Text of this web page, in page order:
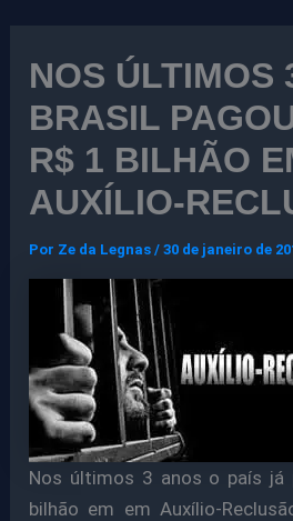
NOS ÚLTIMOS
BRASIL
R$ 1 BILHÃO
AUXÍLIO-
Por Ze da Legnas/30 de janeiro de
Nos últimos 3 anos o país já
bilhão em em Auxílio-